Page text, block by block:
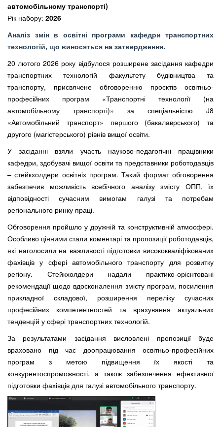
автомобільному транспорті)
Рік набору: 2026
Аналіз змін в освітні програми кафедри транспортних
технологій, що виносяться на затвердження.
20 лютого 2026 року відбулося розширене засідання кафедри
транспортних технологій факультету будівництва та
транспорту, присвячене обговоренню проєктів освітньо-
професійних програм «Транспортні технології (на
автомобільному транспорті)» за спеціальністю J8
«Автомобільний транспорт» першого (бакалаврського) та
другого (магістерського) рівнів вищої освіти.
У засіданні взяли участь науково-педагогічні працівники
кафедри, здобувачі вищої освіти та представники роботодавців
– стейкхолдери освітніх програм. Такий формат обговорення
забезпечив можливість всебічного аналізу змісту ОПП, їх
відповідності сучасним вимогам галузі та потребам
регіонального ринку праці.
Обговорення пройшло у дружній та конструктивній атмосфері.
Особливо цінними стали коментарі та пропозиції роботодавців,
які наголосили на важливості підготовки висококваліфікованих
фахівців у сфері автомобільного транспорту для розвитку
регіону. Стейкхолдери надали практико-орієнтовані
рекомендації щодо вдосконалення змісту програм, посилення
прикладної складової, розширення переліку сучасних
професійних компетентностей та врахування актуальних
тенденцій у сфері транспортних технологій.
За результатами засідання висловлені пропозиції буде
враховано під час доопрацювання освітньо-професійних
програм з метою підвищення їх якості та
конкурентоспроможності, а також забезпечення ефективної
підготовки фахівців для галузі автомобільного транспорту.